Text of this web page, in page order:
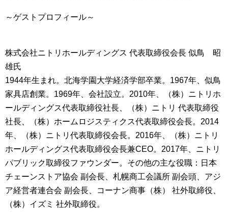
～ゲストプロフィール～
株式会社ニトリホールディングス 代表取締役会長 似鳥 昭
雄氏
1944年生まれ。北海学園大学経済学部卒業。1967年、似鳥
家具店創業。1969年、会社設立。2010年、（株）ニトリホ
ールディングス代表取締役社長、（株）ニトリ 代表取締役
社長、（株）ホームロジスティクス代表取締役会長。2014
年、（株）ニトリ代表取締役会長。2016年、（株）ニトリ
ホールディングス代表取締役会長兼CEO。2017年、ニトリ
パブリック取締役ファウンダー。その他の主な役職：日本
チェーンストア協会 副会長、札幌商工会議所 副会頭、アジ
ア経営者連合会 副会長、コーナン商事（株） 社外取締役、
（株）イズミ 社外取締役。